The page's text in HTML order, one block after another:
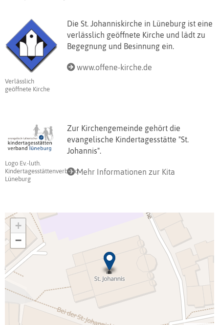
Verlässlich
geöffnete Kirche
Die St. Johanniskirche in Lüneburg ist eine
verlässlich geöffnete Kirche und lädt zu
Begegnung und Besinnung ein.
www.offene-kirche.de
Logo Ev.-luth.
Kindertagesstättenverband
Lüneburg
Zur Kirchengemeinde gehört die
evangelische Kindertagesstätte "St.
Johannis".
Mehr Informationen zur Kita
+
−